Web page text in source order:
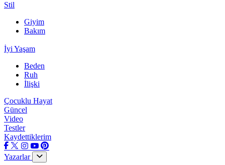
Stil
Giyim
Bakım
İyi Yaşam
Beden
Ruh
İlişki
Çocuklu Hayat
Güncel
Video
Testler
Kaydettiklerim
Yazarlar